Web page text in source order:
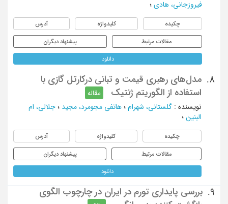
فیروزجانی، هادی ؛
چکیده کلیدواژه آدرس
مقالات مرتبط پیشنهاد دیگران
دانلود
8.
مدل‌های رهبری قیمت و تبانی درکارتل گازی با
استفاده از الگوریتم ژنتیک
مقاله
نویسنده : گلستانی، شهرام ؛ هاتفی مجومرد، مجید ؛ جلالی، ام
البنین ؛
چکیده کلیدواژه آدرس
مقالات مرتبط پیشنهاد دیگران
دانلود
9.
بررسی پایداری تورم در ایران در چارچوب الگوی